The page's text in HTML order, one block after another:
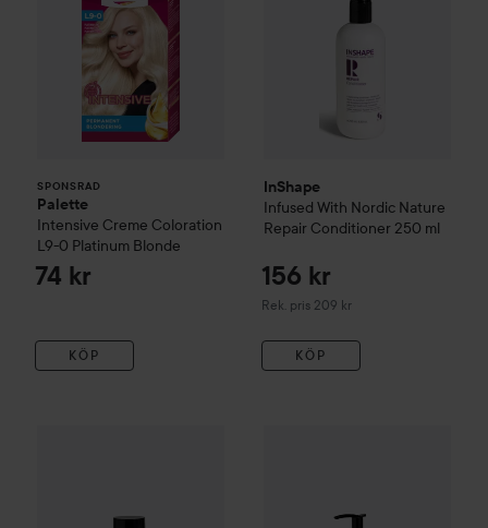
SPONSRAD
Palette
Intensive Creme Coloration
L9-0 Platinum Blonde
74 kr
KÖP
InShape
Infused With Nordic Nature
Repair Conditioner 250 ml
156 kr
Rek. pris 209 kr
Rekommenderat pris 209 kr
KÖP